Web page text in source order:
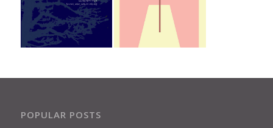
POPULAR POSTS